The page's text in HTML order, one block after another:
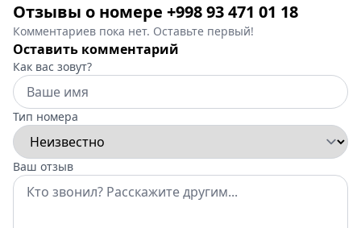
Отзывы о номере +998 93 471 01 18
Комментариев пока нет. Оставьте первый!
Оставить комментарий
Как вас зовут?
Тип номера
Ваш отзыв